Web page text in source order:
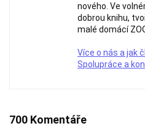
nového. Ve
dobrou knihu,
malé domácí
Více o nás a jak
Spolupráce a
700 Komentáře